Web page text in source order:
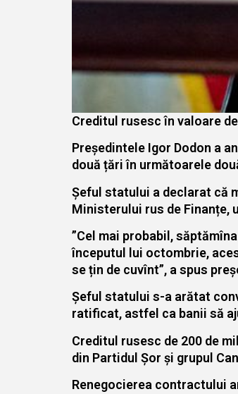
Creditul rusesc în valoare
Președintele Igor Dodon a
două țări în următoarele
Șeful statului a declarat că
Ministerului rus de Finanțe,
”Cel mai probabil,
începutul lui octombrie,
se țin de cuvînt”, a spus
Șeful statului s-a arătat
ratificat, astfel ca banii să
Creditul rusesc de 200 de
din Partidul Șor și grupul
Renegocierea contractului